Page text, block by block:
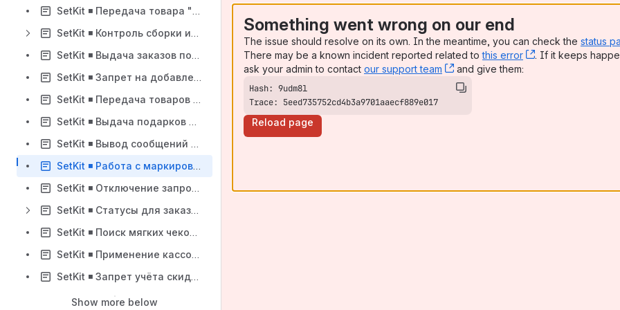
SetKit ◾️ Передача товара "Подарочная карта" в составе мягкого чека
SetKit ◾️ Контроль сборки интернет-заказов на кассе
SetKit ◾️ Выдача заказов по QR-коду с проверкой по коду верификации
SetKit ◾️ Запрет на добавление заказа в чек, если ранее уже добавлены товар или карта
SetKit ◾️ Передача товаров в мягком чеке без указания штрихкода
SetKit ◾️ Выдача подарков на кассе при вызове мягкого чека с запретом на редактирование
SetKit ◾️ Вывод сообщений на экран кассира при добавлении заказа в чек
SetKit ◾️ Работа с маркированными и акцизными товарами при вызове мягкого чека на кассе
SetKit ◾️ Отключение запроса сканирования марки для товаров с опциональной маркировкой
SetKit ◾️ Статусы для заказов через выдачу для нефискальных документов
SetKit ◾️ Поиск мягких чеков по номеру телефона
SetKit ◾️ Применение кассовых механик к заказу в зависимости от онлайн-канала продаж
SetKit ◾️ Запрет учёта скидок мягкого чека в лимитах по акциям
Show more below
Something went wrong on our end
The issue should resolve on its own. In the meantime, you can check the status
There may be a known incident reported related tothis error , (opens new
. If it keeps
ask your admin to contact our support team , (opens new window)
and give them:
Trace: 5eed735752cd4b3a9701aaecf889e017
Reload page